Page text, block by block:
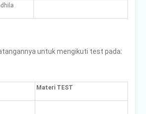
untuk mengikuti test pada:
Materi TEST